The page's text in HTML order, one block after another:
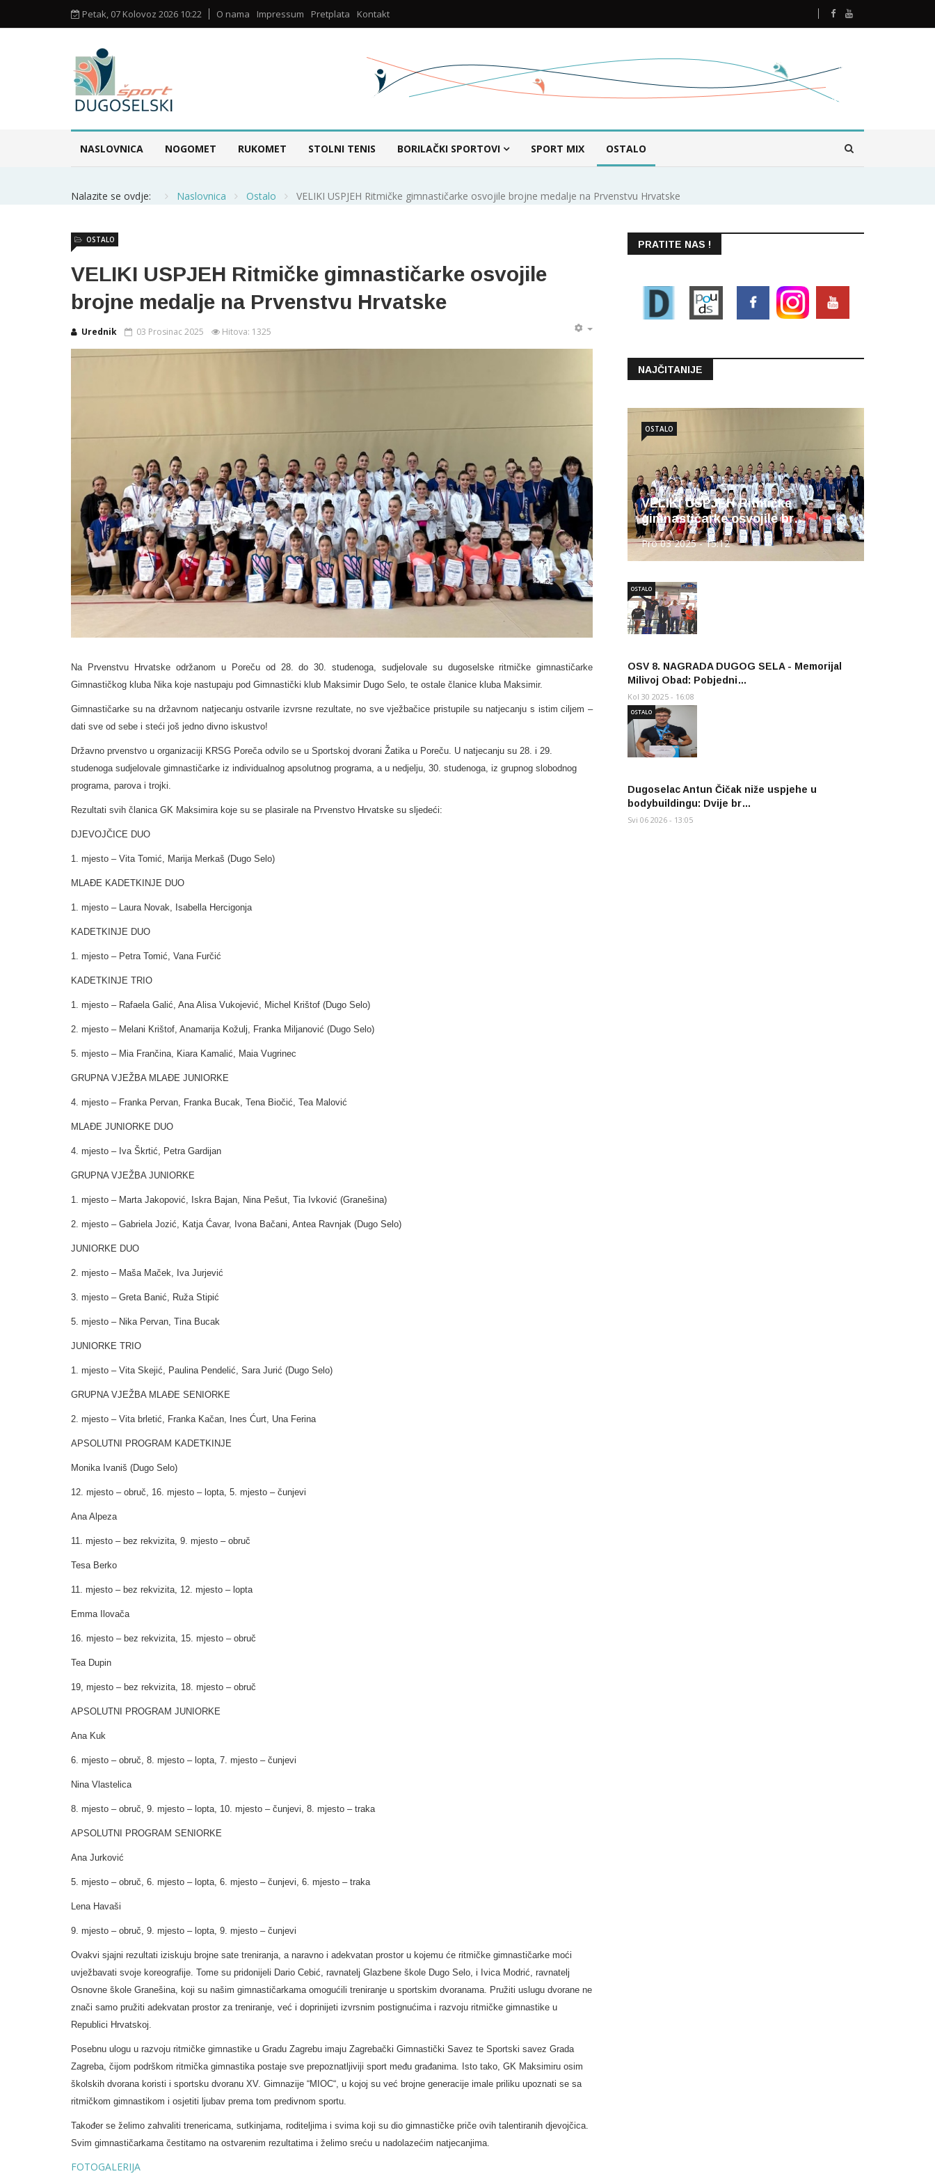
Petak, 07 Kolovoz 2026 10:22 O nama Impressum Pretplata Kontakt
NASLOVNICA NOGOMET RUKOMET STOLNI TENIS BORILAČKI SPORTOVI SPORT MIX OSTALO
Nalazite se ovdje: Naslovnica Ostalo VELIKI USPJEH Ritmičke gimnastičarke osvojile brojne medalje na Prvenstvu Hrvatske
VELIKI USPJEH Ritmičke gimnastičarke osvojile
brojne medalje na Prvenstvu Hrvatske
Urednik
OSTALO
03 Prosinac 2025 Hitova: 1325
Na Prvenstvu Hrvatske održanom u Poreču od 28. do 30. studenoga, sudjelovale su dugoselske ritmičke gimnastičarke
Gimnastičkog kluba Nika koje nastupaju pod Gimnastički klub Maksimir Dugo Selo, te ostale članice kluba Maksimir.
Gimnastičarke su na državnom natjecanju ostvarile izvrsne rezultate, no sve vježbačice pristupile su natjecanju s istim ciljem –
dati sve od sebe i steći još jedno divno iskustvo!
Državno prvenstvo u organizaciji KRSG Poreča odvilo se u Sportskoj dvorani Žatika u Poreču. U natjecanju su 28. i 29.
studenoga sudjelovale gimnastičarke iz individualnog apsolutnog programa, a u nedjelju, 30. studenoga, iz grupnog slobodnog
programa, parova i trojki.
Rezultati svih članica GK Maksimira koje su se plasirale na Prvenstvo Hrvatske su sljedeći:
DJEVOJČICE DUO
1. mjesto – Vita Tomić, Marija Merkaš (Dugo Selo)
MLAĐE KADETKINJE DUO
1. mjesto – Laura Novak, Isabella Hercigonja
KADETKINJE DUO
1. mjesto – Petra Tomić, Vana Furčić
KADETKINJE TRIO
1. mjesto – Rafaela Galić, Ana Alisa Vukojević, Michel Krištof (Dugo Selo)
2. mjesto – Melani Krištof, Anamarija Kožulj, Franka Miljanović (Dugo Selo)
5. mjesto – Mia Frančina, Kiara Kamalić, Maia Vugrinec
GRUPNA VJEŽBA MLAĐE JUNIORKE
4. mjesto – Franka Pervan, Franka Bucak, Tena Biočić, Tea Malović
MLAĐE JUNIORKE DUO
4. mjesto – Iva Škrtić, Petra Gardijan
GRUPNA VJEŽBA JUNIORKE
1. mjesto – Marta Jakopović, Iskra Bajan, Nina Pešut, Tia Ivković (Granešina)
2. mjesto – Gabriela Jozić, Katja Ćavar, Ivona Bačani, Antea Ravnjak (Dugo Selo)
JUNIORKE DUO
2. mjesto – Maša Maček, Iva Jurjević
3. mjesto – Greta Banić, Ruža Stipić
5. mjesto – Nika Pervan, Tina Bucak
JUNIORKE TRIO
1. mjesto – Vita Skejić, Paulina Pendelić, Sara Jurić (Dugo Selo)
GRUPNA VJEŽBA MLAĐE SENIORKE
2. mjesto – Vita brletić, Franka Kačan, Ines Ćurt, Una Ferina
APSOLUTNI PROGRAM KADETKINJE
Monika Ivaniš (Dugo Selo)
12. mjesto – obruč, 16. mjesto – lopta, 5. mjesto – čunjevi
Ana Alpeza
11. mjesto – bez rekvizita, 9. mjesto – obruč
Tesa Berko
11. mjesto – bez rekvizita, 12. mjesto – lopta
Emma Ilovača
16. mjesto – bez rekvizita, 15. mjesto – obruč
Tea Dupin
19, mjesto – bez rekvizita, 18. mjesto – obruč
APSOLUTNI PROGRAM JUNIORKE
Ana Kuk
6. mjesto – obruč, 8. mjesto – lopta, 7. mjesto – čunjevi
Nina Vlastelica
8. mjesto – obruč, 9. mjesto – lopta, 10. mjesto – čunjevi, 8. mjesto – traka
APSOLUTNI PROGRAM SENIORKE
Ana Jurković
5. mjesto – obruč, 6. mjesto – lopta, 6. mjesto – čunjevi, 6. mjesto – traka
Lena Havaši
9. mjesto – obruč, 9. mjesto – lopta, 9. mjesto – čunjevi
Ovakvi sjajni rezultati iziskuju brojne sate treniranja, a naravno i adekvatan prostor u kojemu će ritmičke gimnastičarke moći
uvježbavati svoje koreografije. Tome su pridonijeli Dario Cebić, ravnatelj Glazbene škole Dugo Selo, i Ivica Modrić, ravnatelj
Osnovne škole Granešina, koji su našim gimnastičarkama omogućili treniranje u sportskim dvoranama. Pružiti uslugu dvorane ne
znači samo pružiti adekvatan prostor za treniranje, već i doprinijeti izvrsnim postignućima i razvoju ritmičke gimnastike u
Republici Hrvatskoj.
Posebnu ulogu u razvoju ritmičke gimnastike u Gradu Zagrebu imaju Zagrebački Gimnastički Savez te Sportski savez Grada
Zagreba, čijom podrškom ritmička gimnastika postaje sve prepoznatljiviji sport među građanima. Isto tako, GK Maksimiru osim
školskih dvorana koristi i sportsku dvoranu XV. Gimnazije “MIOC“, u kojoj su već brojne generacije imale priliku upoznati se sa
ritmičkom gimnastikom i osjetiti ljubav prema tom predivnom sportu.
Također se želimo zahvaliti trenericama, sutkinjama, roditeljima i svima koji su dio gimnastičke priče ovih talentiranih djevojčica.
Svim gimnastičarkama čestitamo na ostvarenim rezultatima i želimo sreću u nadolazećim natjecanjima.
FOTOGALERIJA
PRATITE NAS !
NAJČITANIJE
VELIKI USPJEH Ritmičke
gimnastičarke osvojile br…
Pro 03 2025 - 15:12
OSTALO
OSV 8. NAGRADA DUGOG SELA - Memorijal
Milivoj Obad: Pobjedni…
OSTALO
Kol 30 2025 - 16:08
Dugoselac Antun Čičak niže uspjehe u
bodybuildingu: Dvije br…
OSTALO
Svi 06 2026 - 13:05